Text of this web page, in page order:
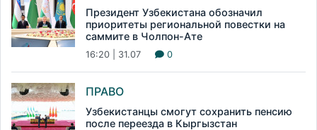
Президент Узбекистана обозначил
приоритеты региональной повестки на
саммите в Чолпон-Ате
16:20 | 31.07 0
ПРАВО
Узбекистанцы смогут сохранить пенсию
после переезда в Кыргызстан